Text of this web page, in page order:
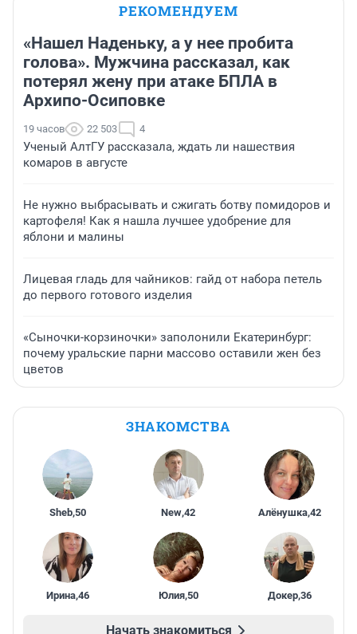
РЕКОМЕНДУЕМ
«Нашел Наденьку, а у нее пробита
голова». Мужчина рассказал, как
потерял жену при атаке БПЛА в
Архипо-Осиповке
19 часов 22 503 4
Ученый АлтГУ рассказала, ждать ли нашествия
комаров в августе
Не нужно выбрасывать и сжигать ботву помидоров и
картофеля! Как я нашла лучшее удобрение для
яблони и малины
Лицевая гладь для чайников: гайд от набора петель
до первого готового изделия
«Сыночки-корзиночки» заполонили Екатеринбург:
почему уральские парни массово оставили жен без
цветов
ЗНАКОМСТВА
Sheb,50 New,42 Алёнушка,42
Ирина,46 Юлия,50 Докер,36
Начать знакомиться